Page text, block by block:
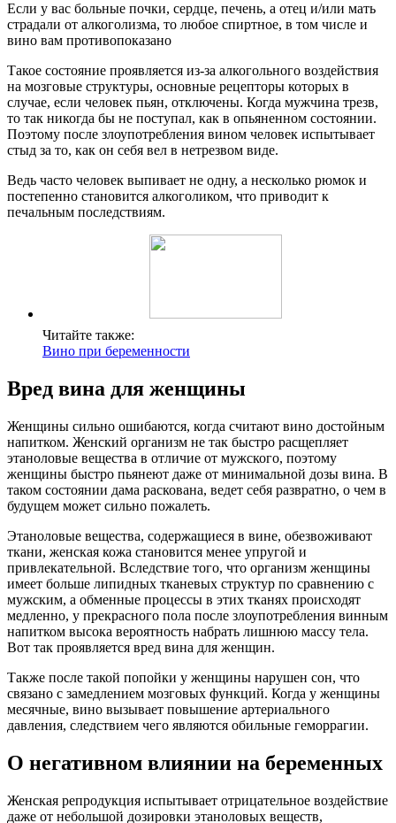
Если у вас больные почки, сердце, печень, а отец и/или мать
страдали от алкоголизма, то любое спиртное, в том числе и
вино вам противопоказано
Такое состояние проявляется из-за алкогольного воздействия
на мозговые структуры, основные рецепторы которых в
случае, если человек пьян, отключены. Когда мужчина трезв,
то так никогда бы не поступал, как в опьяненном состоянии.
Поэтому после злоупотребления вином человек испытывает
стыд за то, как он себя вел в нетрезвом виде.
Ведь часто человек выпивает не одну, а несколько рюмок и
постепенно становится алкоголиком, что приводит к
печальным последствиям.
Читайте также:
Вино при беременности
Вред вина для женщины
Женщины сильно ошибаются, когда считают вино достойным
напитком. Женский организм не так быстро расщепляет
этаноловые вещества в отличие от мужского, поэтому
женщины быстро пьянеют даже от минимальной дозы вина. В
таком состоянии дама раскована, ведет себя развратно, о чем в
будущем может сильно пожалеть.
Этаноловые вещества, содержащиеся в вине, обезвоживают
ткани, женская кожа становится менее упругой и
привлекательной. Вследствие того, что организм женщины
имеет больше липидных тканевых структур по сравнению с
мужским, а обменные процессы в этих тканях происходят
медленно, у прекрасного пола после злоупотребления винным
напитком высока вероятность набрать лишнюю массу тела.
Вот так проявляется вред вина для женщин.
Также после такой попойки у женщины нарушен сон, что
связано с замедлением мозговых функций. Когда у женщины
месячные, вино вызывает повышение артериального
давления, следствием чего являются обильные геморрагии.
О негативном влиянии на беременных
Женская репродукция испытывает отрицательное воздействие
даже от небольшой дозировки этаноловых веществ,